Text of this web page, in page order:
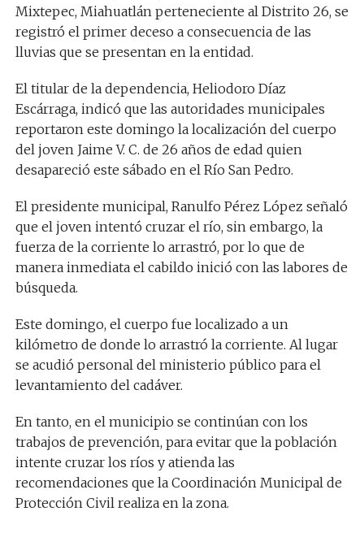
Mixtepec, Miahuatlán perteneciente al Distrito 26, se
registró el primer deceso a consecuencia de las
lluvias que se presentan en la entidad.
El titular de la dependencia, Heliodoro Díaz
Escárraga, indicó que las autoridades municipales
reportaron este domingo la localización del cuerpo
del joven Jaime V. C. de 26 años de edad quien
desapareció este sábado en el Río San Pedro.
El presidente municipal, Ranulfo Pérez López señaló
que el joven intentó cruzar el río, sin embargo, la
fuerza de la corriente lo arrastró, por lo que de
manera inmediata el cabildo inició con las labores de
búsqueda.
Este domingo, el cuerpo fue localizado a un
kilómetro de donde lo arrastró la corriente. Al lugar
se acudió personal del ministerio público para el
levantamiento del cadáver.
En tanto, en el municipio se continúan con los
trabajos de prevención, para evitar que la población
intente cruzar los ríos y atienda las
recomendaciones que la Coordinación Municipal de
Protección Civil realiza en la zona.